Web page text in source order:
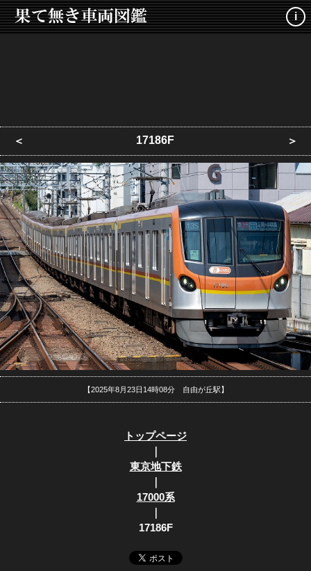
i
＜ 17186F ＞
【2025年8月23日14時08分 自由が丘駅】
トップページ
｜
東京地下鉄
｜
17000系
｜
17186F